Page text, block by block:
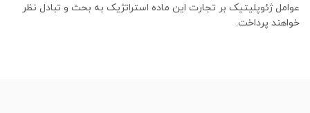
عوامل ژئوپلیتیک بر تجارت این ماده استراتژیک به بحث و تبادل نظر
خواهند پرداخت.